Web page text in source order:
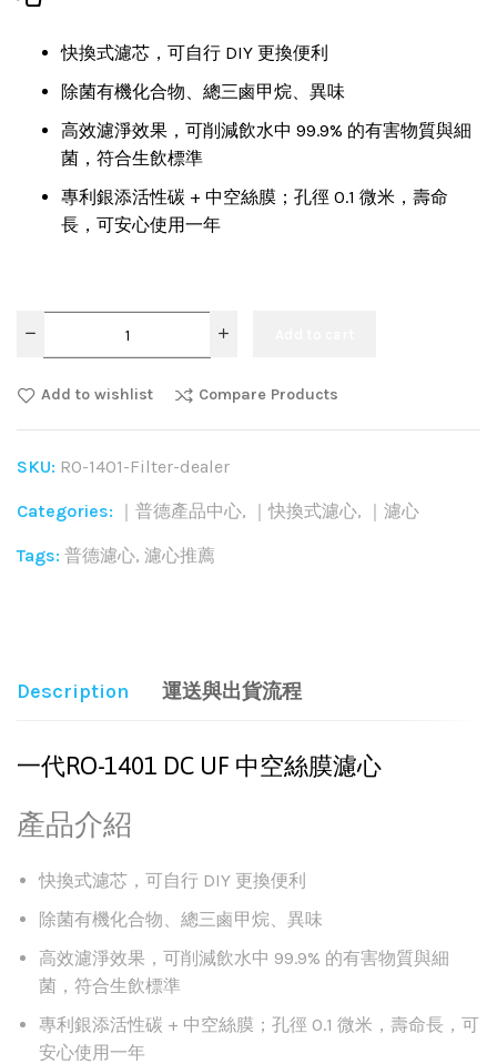
快換式濾芯，可自行 DIY 更換便利
除菌有機化合物、總三鹵甲烷、異味
高效濾淨效果，可削減飲水中 99.9% 的有害物質與細
菌，符合生飲標準
專利銀添活性碳 + 中空絲膜；孔徑 0.1 微米，壽命
長，可安心使用一年
Add to wishlist Compare Products
SKU: RO-1401-Filter-dealer
Categories: ｜普德產品中心, ｜快換式濾心, ｜濾心
Tags: 普德濾心, 濾心推薦
Description 運送與出貨流程
一代RO-1401 DC UF 中空絲膜濾心
產品介紹
快換式濾芯，可自行 DIY 更換便利
除菌有機化合物、總三鹵甲烷、異味
高效濾淨效果，可削減飲水中 99.9% 的有害物質與細
菌，符合生飲標準
專利銀添活性碳 + 中空絲膜；孔徑 0.1 微米，壽命長，可
安心使用一年